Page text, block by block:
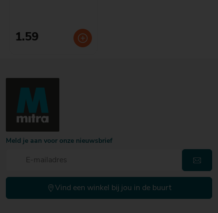
1.59
Meld je aan voor onze nieuwsbrief
Vind een winkel bij jou in de buurt